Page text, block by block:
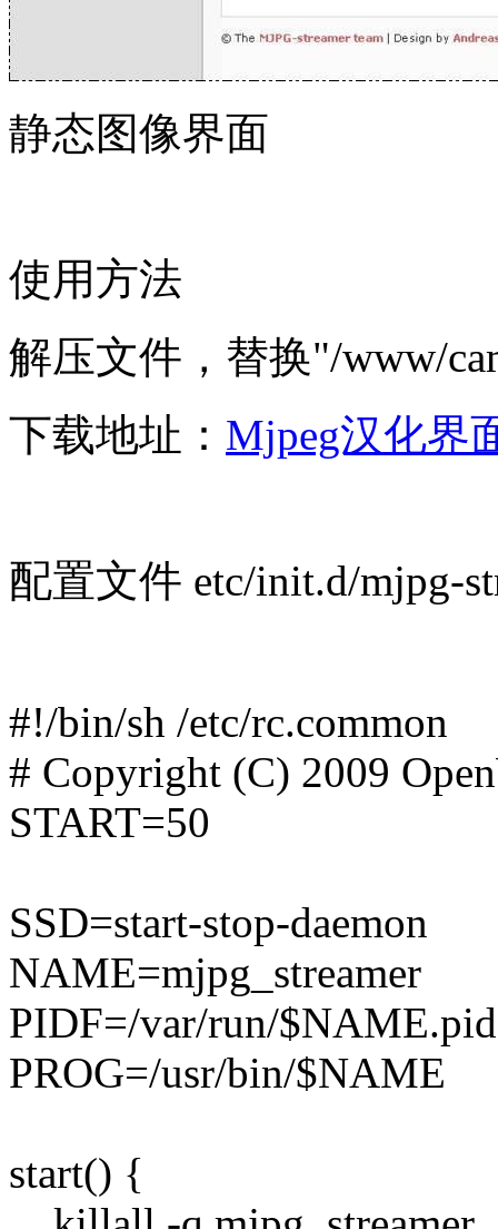
静态图像界面
使用方法
解压文件，替换"/www/
下载地址： Mjpeg汉化界
配置文件 etc/init.d/mjpg-
#!/bin/sh /etc/rc.common
# Copyright (C) 2009
START=50
SSD=start-stop-daemon
NAME=mjpg_streamer
PIDF=/var/run/$NAME.pid
PROG=/usr/bin/$NAME
start() {